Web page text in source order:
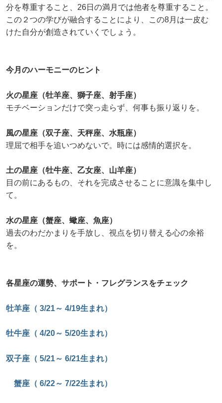
分を尊重すること、26日の満月では他者を尊重すること。
この２つの学びが融合することにより、この8月は一皮む
けた自分が創造されていくでしょう。
今月のハーモニーのヒント
火の星座（牡羊座、獅子座、射手座）
モチベーションだけで突っ走らず、何事も振り返りを。
風の星座（双子座、天秤座、水瓶座）
理屈で相手を追いつめないで。時には感情的選択を。
土の星座（牡牛座、乙女座、山羊座）
目の前にあるもの、それを完成させることに意識を集中し
て。
水の星座（蟹座、蠍座、魚座）
過去のわだかまりを手放し、視点を切り替える心の余裕
を。
各星座の運勢、サポート・フレグランスをチェック
牡羊座（ 3/21～ 4/19生まれ）
牡牛座（ 4/20～ 5/20生まれ）
双子座（ 5/21～ 6/21生まれ）
蟹座（ 6/22～ 7/22生まれ）